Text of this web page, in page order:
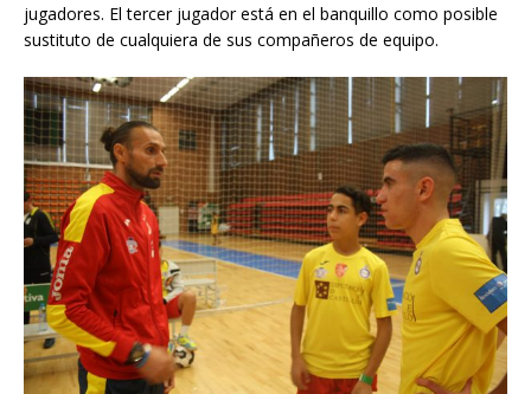
jugadores. El tercer jugador está en el banquillo como posible
sustituto de cualquiera de sus compañeros de equipo.